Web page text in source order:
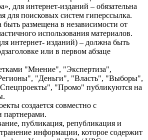
для интернет-изданий – обязательна
для поисковых систем гиперссылка.
размещена в независимости от
использования материалов.
интернет- изданий) – должна быть
или в первом абзаце
"Мнение", "Экспертиза",
"Деньги", "Власть", "Выборы",
"Промо" публикуются на
создается совместно с
партнерами.
публикация, републикация и
информации, которое содержит